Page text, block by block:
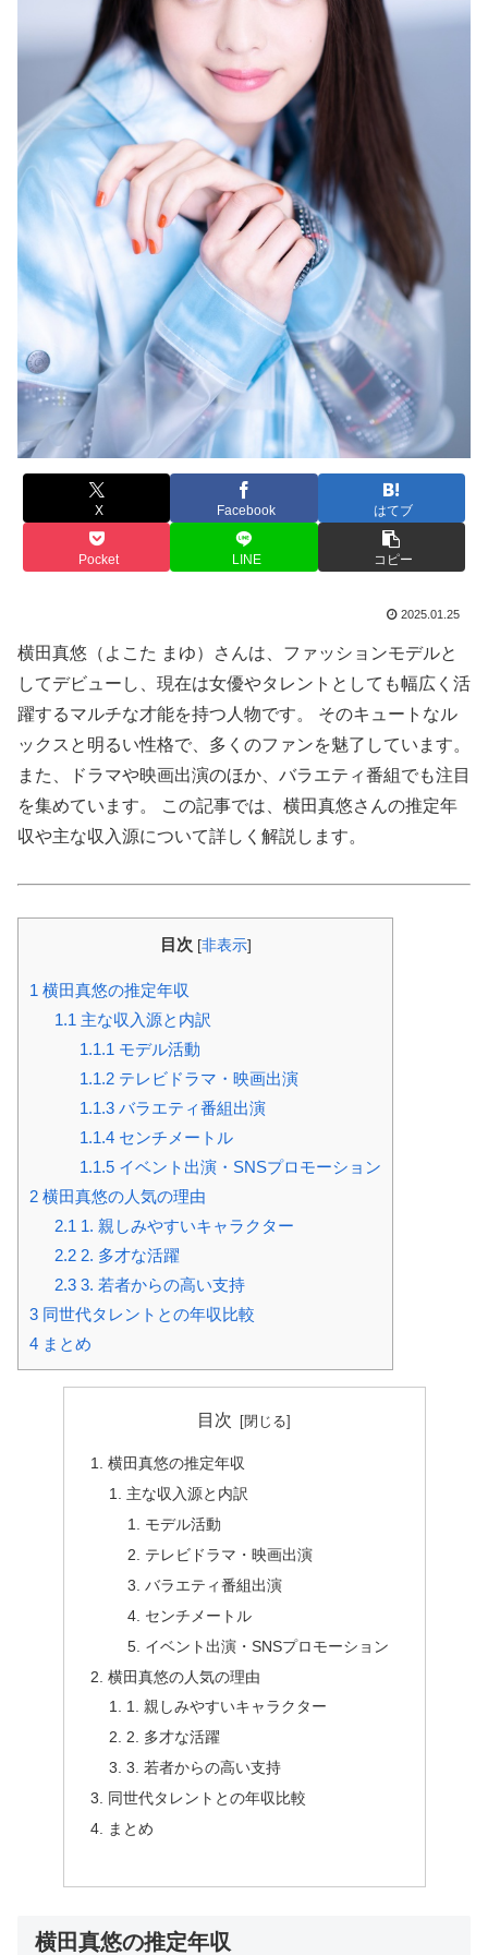
X Facebook はてブ
Pocket LINE コピー
2025.01.25
横田真悠（よこた まゆ）さんは、ファッションモデルと
してデビューし、現在は女優やタレントとしても幅広く活
躍するマルチな才能を持つ人物です。 そのキュートなル
ックスと明るい性格で、多くのファンを魅了しています。
また、ドラマや映画出演のほか、バラエティ番組でも注目
を集めています。 この記事では、横田真悠さんの推定年
収や主な収入源について詳しく解説します。
目次 [非表示]
1 横田真悠の推定年収
1.1 主な収入源と内訳
1.1.1 モデル活動
1.1.2テレビドラマ・映画出演
1.1.3バラエティ番組出演
1.1.4センチメートル
1.1.5イベント出演・SNSプロモーション
2 横田真悠の人気の理由
2.1 1. 親しみやすいキャラクター
2.22. 多才な活躍
2.33. 若者からの高い支持
3 同世代タレントとの年収比較
4 まとめ
目次
横田真悠の推定年収
主な収入源と内訳
モデル活動
テレビドラマ・映画出演
バラエティ番組出演
センチメートル
イベント出演・SNSプロモーション
横田真悠の人気の理由
1. 親しみやすいキャラクター
2. 多才な活躍
3. 若者からの高い支持
同世代タレントとの年収比較
まとめ
横田真悠の推定年収